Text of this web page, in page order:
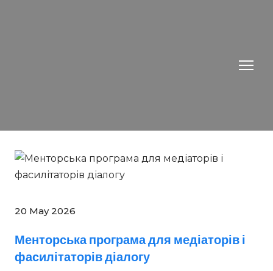
20 May 2026
Менторська програма для медіаторів і
фасилітаторів діалогу